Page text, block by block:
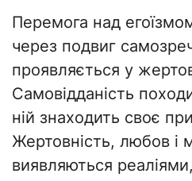
Перемога над
через подвиг
проявляється у
Самовідданість
ній знаходить своє
Жертовність, любов і
виявляються